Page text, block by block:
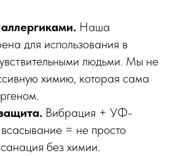
Наша
для использования в
людьми. Мы не
химию, которая сама
Вибрация + УФ-
= не просто
без химии.